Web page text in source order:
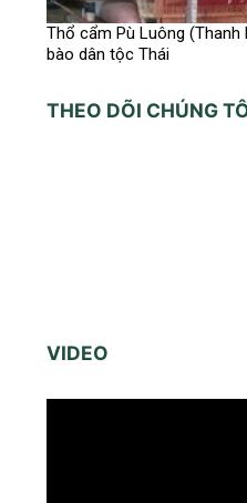
Thổ cẩm Pù Luông
bào dân tộc Thái
THEO DÕI CHÚNG
VIDEO